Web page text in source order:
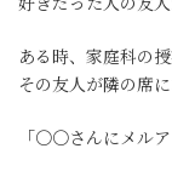
ある時、家庭科の授
その友人が隣の席
「〇〇さんにメル